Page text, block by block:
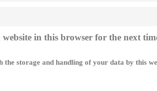
in this browser for the next
the storage and handling of your data by this